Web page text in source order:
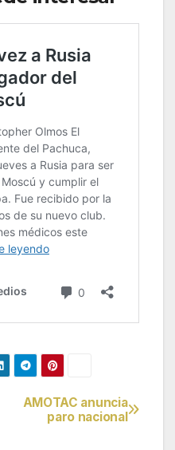
AMOTAC anuncia
paro nacional